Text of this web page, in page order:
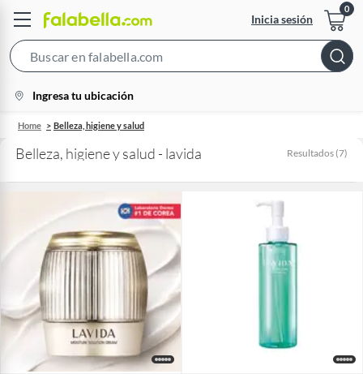
Inicia sesión
Bar
location-
icon
Ingresa tu ubicación
Home Belleza, higiene y salud
Belleza, higiene y salud - lavida Resultados (7)